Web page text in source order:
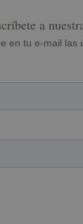
a
en tu e-mail las